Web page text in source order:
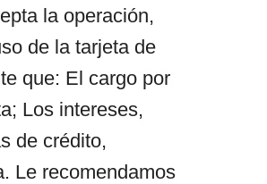
la operación,
de la tarjeta de
que: El cargo por
Los intereses,
de crédito,
Le recomendamos